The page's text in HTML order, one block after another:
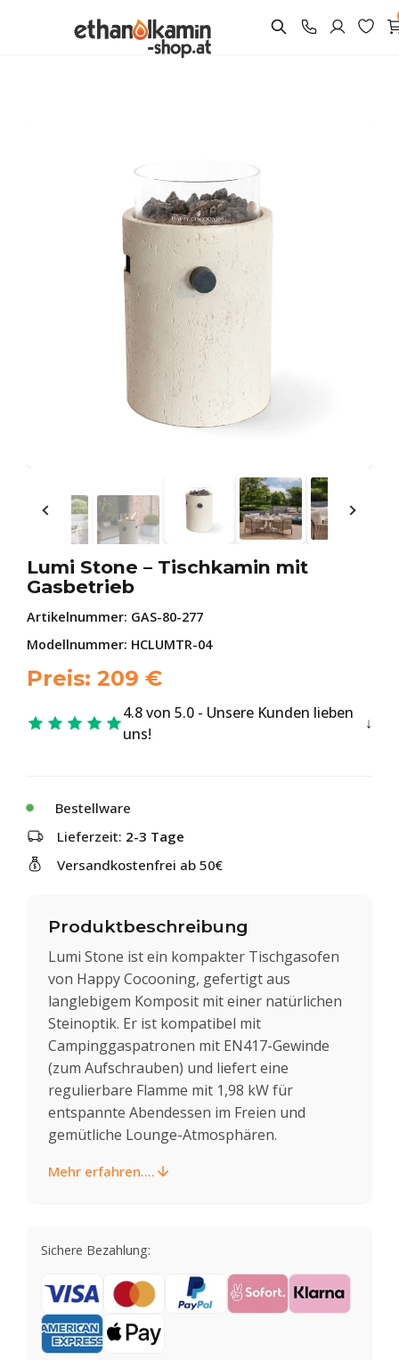
Lumi Stone – Tischkamin mit
Gasbetrieb
Artikelnummer: GAS-80-277
Modellnummer: HCLUMTR-04
Preis: 209 €
4.8 von 5.0 - Unsere Kunden lieben
uns!
Bestellware
Lieferzeit: 2-3 Tage
Versandkostenfrei ab 50€
Produktbeschreibung
Lumi Stone ist ein kompakter Tischgasofen
von Happy Cocooning, gefertigt aus
langlebigem Komposit mit einer natürlichen
Steinoptik. Er ist kompatibel mit
Campinggaspatronen mit EN417-Gewinde
(zum Aufschrauben) und liefert eine
regulierbare Flamme mit 1,98 kW für
entspannte Abendessen im Freien und
gemütliche Lounge-Atmosphären.
Mehr erfahren....
Sichere Bezahlung: